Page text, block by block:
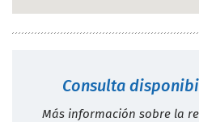
Consulta
Más información sobre la